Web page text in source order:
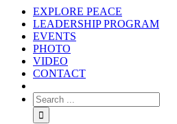
EXPLORE PEACE
LEADERSHIP PROGRAM
EVENTS
PHOTO
VIDEO
CONTACT